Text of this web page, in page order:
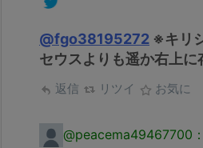
@fgo38195272 ※キリ
セウスよりも遥か右上に
返信 リツイ お気に
@peacema49467700